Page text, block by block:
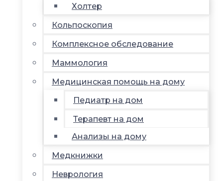
Холтер
Кольпоскопия
Комплексное обследование
Маммология
Медицинская помощь на дому
Педиатр на дом
Терапевт на дом
Анализы на дому
Медкнижки
Неврология